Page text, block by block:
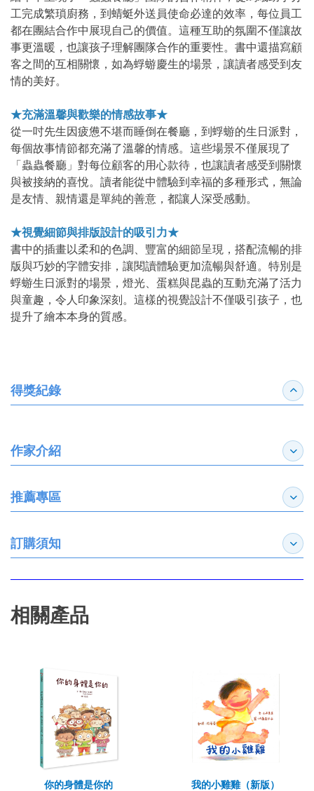
工完成繁瑣廚務，到蜻蜓外送員使命必達的效率，每位員工
都在團結合作中展現自己的價值。這種互助的氛圍不僅讓故
事更溫暖，也讓孩子理解團隊合作的重要性。書中還描寫顧
客之間的互相關懷，如為蜉蝣慶生的場景，讓讀者感受到友
情的美好。
★充滿溫馨與歡樂的情感故事★
從一吋先生因疲憊不堪而睡倒在餐廳，到蜉蝣的生日派對，
每個故事情節都充滿了溫馨的情感。這些場景不僅展現了
「蟲蟲餐廳」對每位顧客的用心款待，也讓讀者感受到關懷
與被接納的喜悅。讀者能從中體驗到幸福的多種形式，無論
是友情、親情還是單純的善意，都讓人深受感動。
★視覺細節與排版設計的吸引力★
書中的插畫以柔和的色調、豐富的細節呈現，搭配流暢的排
版與巧妙的字體安排，讓閱讀體驗更加流暢與舒適。特別是
蜉蝣生日派對的場景，燈光、蛋糕與昆蟲的互動充滿了活力
與童趣，令人印象深刻。這樣的視覺設計不僅吸引孩子，也
提升了繪本本身的質感。
得獎紀錄 收合
作家介紹 展開
推薦專區 展開
訂購須知 展開
相關產品
你的身體是你的
我的小雞雞（新版）